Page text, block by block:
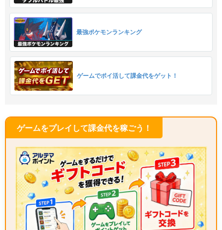
最強ポケモンランキング
ゲームでポイ活して課金代をゲット！
ゲームをプレイして課金代を稼ごう！